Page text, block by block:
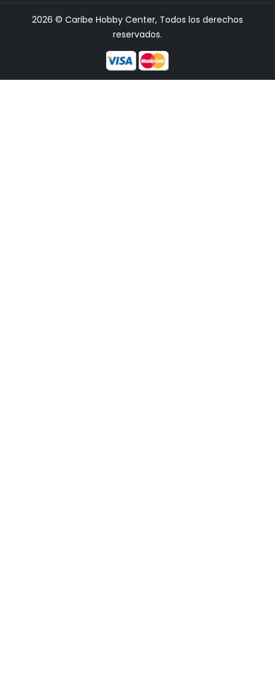
2026 © Caribe Hobby Center, Todos los derechos
reservados.